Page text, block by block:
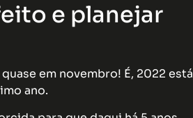
e planejar
em novembro! É, 2022 está
ano.